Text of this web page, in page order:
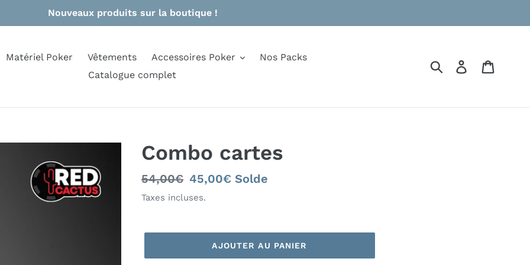
Nouveaux produits sur la boutique !
Matériel Poker Vêtements Accessoires Poker
Nos Packs
Catalogue complet
SoumettreSe connecter
Combo cartes
Prix
normal
54,00€ Prix
réduit
45,00€ Solde
Taxes incluses.
AJOUTER AU PANIER